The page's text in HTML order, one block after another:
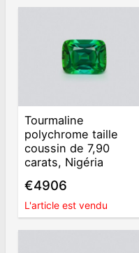
Tourmaline
polychrome taille
coussin de 7,90
carats, Nigéria
€4906
L'article est vendu